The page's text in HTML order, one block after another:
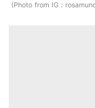
Photo from IG：